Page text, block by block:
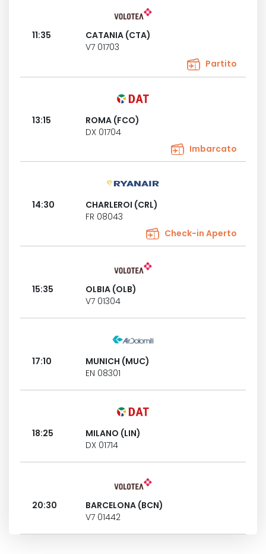
11:35
CATANIA (CTA)
V7 01703
Partito
13:15
ROMA (FCO)
DX 01704
Imbarcato
14:30
CHARLEROI (CRL)
FR 08043
Check-in Aperto
15:35
OLBIA (OLB)
V7 01304
17:10
MUNICH (MUC)
EN 08301
18:25
MILANO (LIN)
DX 01714
20:30
BARCELONA (BCN)
V7 01442